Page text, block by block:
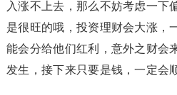
入涨不上去，那么不妨考虑一下
是很旺的哦，投资理财会大涨，
能会分给他们红利，意外之财会
发生，接下来只要是钱，一定会